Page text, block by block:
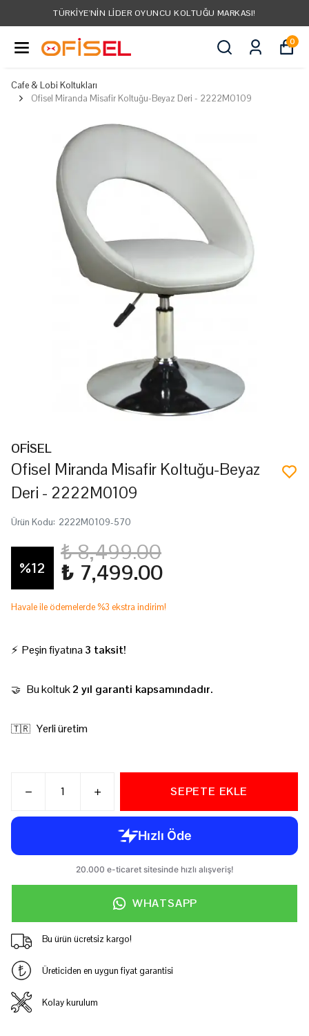
TÜRKIYE'NIN LIDER OYUNCU KOLTUĞU MARKASI!
0
Cafe & Lobi Koltukları
Ofisel Miranda Misafir Koltuğu-Beyaz Deri - 2222M0109
OFİSEL
Ofisel Miranda Misafir Koltuğu-Beyaz
Deri - 2222M0109
Ürün Kodu: 2222M0109-570
%12
₺ 8,499.00
₺ 7,499.00
Havale ile ödemelerde %3 ekstra indirim!
⚡ Peşin fiyatına 3 taksit!
🤝 Bu koltuk2 yıl garanti kapsamındadır.
🇹🇷 Yerli üretim
SEPETE EKLE
WHATSAPP
Bu ürün ücretsiz kargo!
Üreticiden en uygun fiyat garantisi
Kolay kurulum